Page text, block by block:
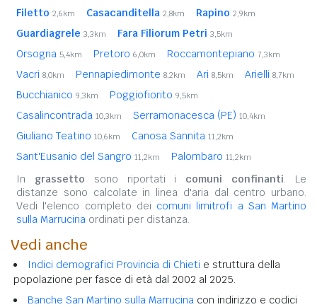
Filetto 2,6km Casacanditella 2,8km Rapino 2,9km
Guardiagrele 3,3km Fara Filiorum Petri 3,5km
Orsogna 5,4km Pretoro 6,0km Roccamontepiano 7,3km
Vacri 8,0km Pennapiedimonte 8,2km Ari 8,5km Arielli 8,7km
Bucchianico 9,3km Poggiofiorito 9,5km
Casalincontrada 10,3km Serramonacesca (PE) 10,4km
Giuliano Teatino 10,6km Canosa Sannita 11,2km
Sant'Eusanio del Sangro 11,2km Palombaro 11,2km
In grassetto sono riportati i comuni confinanti. Le
distanze sono calcolate in linea d'aria dal centro urbano.
Vedi l'elenco completo dei comuni limitrofi a San Martino
sulla Marrucina ordinati per distanza.
Vedi anche
Indici demografici Provincia di Chieti e struttura della
popolazione per fasce di età dal 2002 al 2025.
Banche San Martino sulla Marrucina con indirizzo e codici